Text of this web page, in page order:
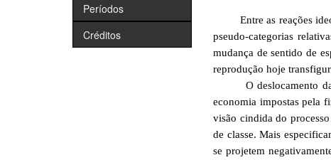
Períodos
Créditos
Entre as reações
pseudo-categorias
mudança de sentido de
reprodução hoje
O deslocamento da
economia impostas pela
visão cindida do
de classe. Mais
se projetem